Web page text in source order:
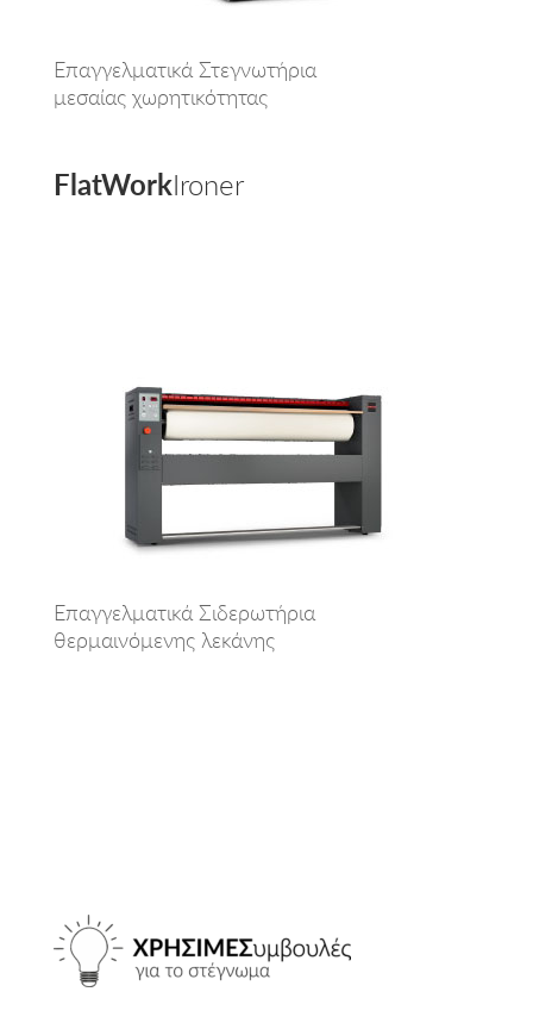
Επαγγελματικά Στεγνωτήρια
μεσαίας χωρητικότητας
FlatWorkIroner
Επαγγελματικά Σιδερωτήρια
θερμαινόμενης λεκάνης